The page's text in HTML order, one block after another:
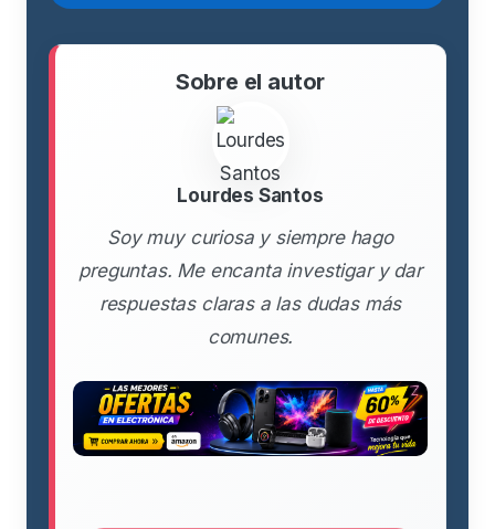
Sobre el autor
Lourdes Santos
Soy muy curiosa y siempre hago
preguntas. Me encanta investigar y dar
respuestas claras a las dudas más
comunes.